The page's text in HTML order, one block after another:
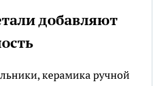
добавляют
керамика ручной